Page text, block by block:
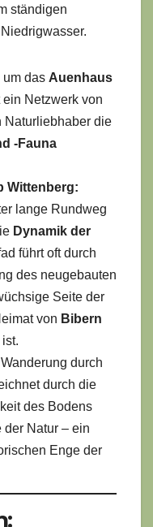
ständigen
um das Auenhaus
Netzwerk von
Naturliebhaber die
-Fauna
Wittenberg:
lange Rundweg
Dynamik der
führt oft durch
des neugebauten
Seite der
von Bibern
durch
durch die
des Bodens
der Natur – ein
Enge der